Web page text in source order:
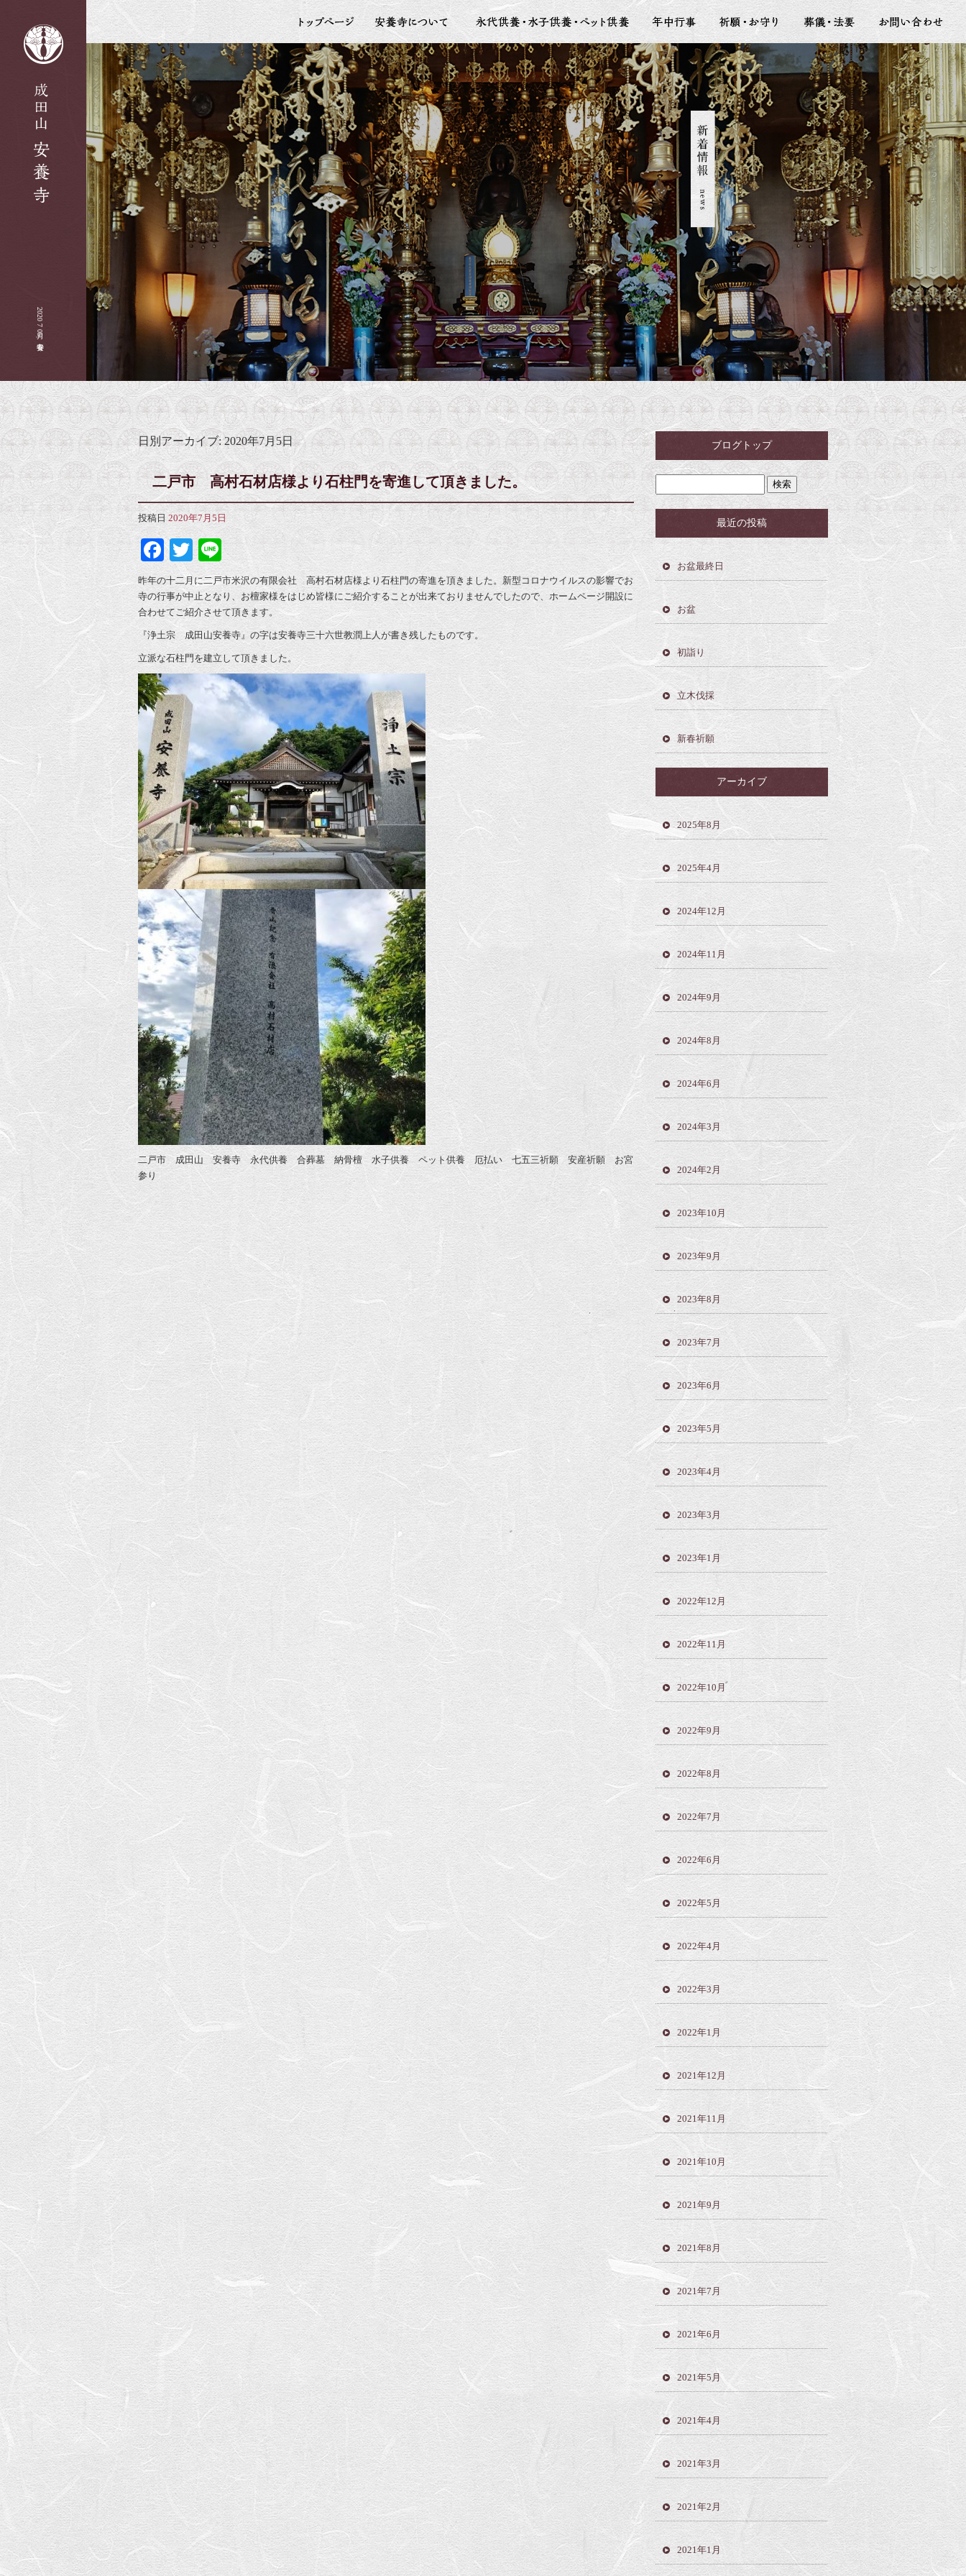
2020 7月 05|安養寺
日別アーカイブ:2020年7月5日
二戸市 高村石材店様より石柱門を寄進して頂きました。
投稿日 2020年7月5日
Facebook
Twitter
Line
昨年の十二月に二戸市米沢の有限会社 高村石材店様より石柱門の寄進を頂きました。新型コロナウイルスの影響でお
寺の行事が中止となり、お檀家様をはじめ皆様にご紹介することが出来ておりませんでしたので、ホームページ開設に
合わせてご紹介させて頂きます。
『浄土宗 成田山安養寺』の字は安養寺三十六世教潤上人が書き残したものです。
立派な石柱門を建立して頂きました。
二戸市 成田山 安養寺 永代供養 合葬墓 納骨檀 水子供養 ペット供養 厄払い 七五三祈願 安産祈願 お宮
参り
ブログトップ
最近の投稿
お盆最終日
お盆
初詣り
立木伐採
新春祈願
アーカイブ
2025年8月
2025年4月
2024年12月
2024年11月
2024年9月
2024年8月
2024年6月
2024年3月
2024年2月
2023年10月
2023年9月
2023年8月
2023年7月
2023年6月
2023年5月
2023年4月
2023年3月
2023年1月
2022年12月
2022年11月
2022年10月
2022年9月
2022年8月
2022年7月
2022年6月
2022年5月
2022年4月
2022年3月
2022年1月
2021年12月
2021年11月
2021年10月
2021年9月
2021年8月
2021年7月
2021年6月
2021年5月
2021年4月
2021年3月
2021年2月
2021年1月